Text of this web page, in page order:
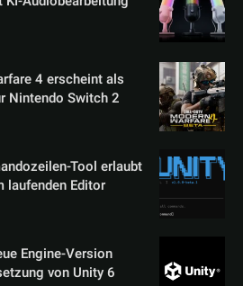
4 erscheint als
Nintendo Switch 2
Tool erlaubt
laufenden Editor
Engine-Version
von Unity 6